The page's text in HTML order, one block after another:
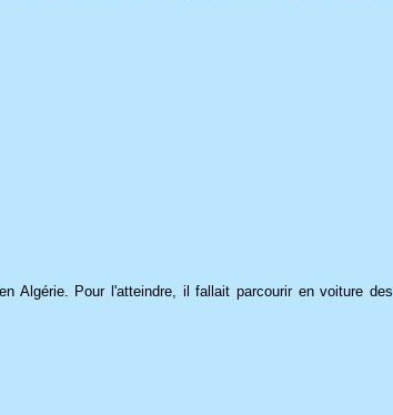
Algérie. Pour l'atteindre, il fallait parcourir en voiture des